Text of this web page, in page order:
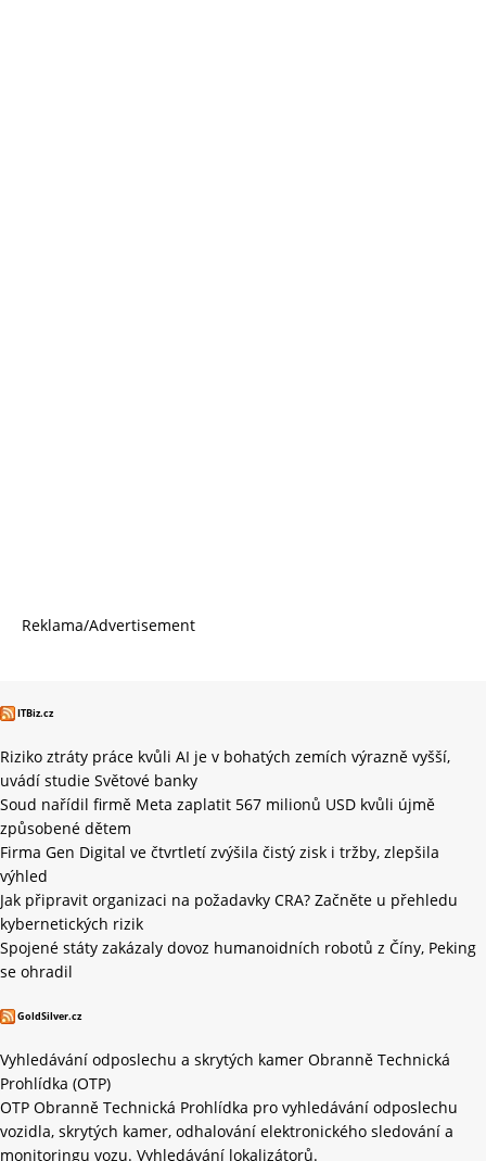
Reklama/Advertisement
ITBiz.cz
Riziko ztráty práce kvůli AI je v bohatých zemích výrazně vyšší,
uvádí studie Světové banky
Soud nařídil firmě Meta zaplatit 567 milionů USD kvůli újmě
způsobené dětem
Firma Gen Digital ve čtvrtletí zvýšila čistý zisk i tržby, zlepšila
výhled
Jak připravit organizaci na požadavky CRA? Začněte u přehledu
kybernetických rizik
Spojené státy zakázaly dovoz humanoidních robotů z Číny, Peking
se ohradil
GoldSilver.cz
Vyhledávání odposlechu a skrytých kamer Obranně Technická
Prohlídka (OTP)
OTP Obranně Technická Prohlídka pro vyhledávání odposlechu
vozidla, skrytých kamer, odhalování elektronického sledování a
monitoringu vozu. Vyhledávání lokalizátorů.